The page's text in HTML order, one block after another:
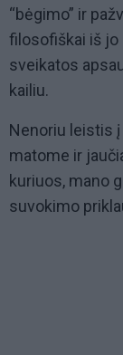
“bėgimo” ir
filosofiškai iš
sveikatos
kailiu.
Nenoriu leistis
matome ir
kuriuos, mano
suvokimo